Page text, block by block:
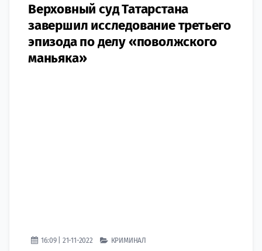
Верховный суд Татарстана
завершил исследование третьего
эпизода по делу «поволжского
маньяка»
16:09 | 21-11-2022 КРИМИНАЛ